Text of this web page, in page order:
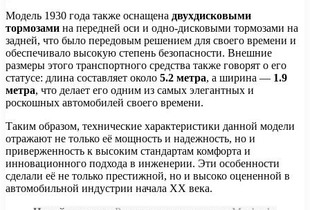
Модель 1930 года также оснащена двухдисковыми
тормозами на передней оси и одно-дисковыми тормозами на
задней, что было передовым решением для своего времени и
обеспечивало высокую степень безопасности. Внешние
размеры этого транспортного средства также говорят о его
статусе: длина составляет около 5.2 метра, а ширина — 1.9
метра, что делает его одним из самых элегантных и
роскошных автомобилей своего времени.
Таким образом, технические характеристики данной модели
отражают не только её мощность и надежность, но и
приверженность к высоким стандартам комфорта и
инновационного подхода в инженерии. Эти особенности
сделали её не только престижной, но и высоко оцененной в
автомобильной индустрии начала XX века.